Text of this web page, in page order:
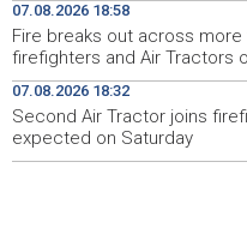
16:08 Otvorena džamija u
15:55
Zmajice se okupile u
po novu mediteransku priču
07.08.2026 18:58
Fire breaks out across
firefighters and Air Tractors
07.08.2026 18:32
Second Air Tractor joins
expected on Saturday